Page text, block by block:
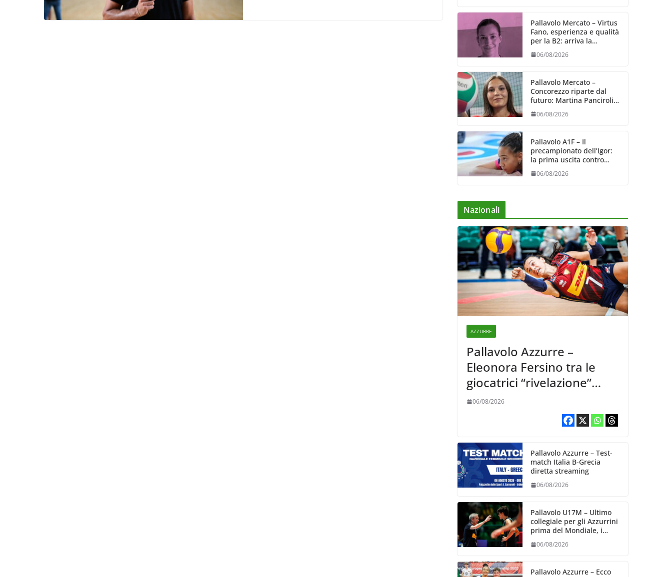
Pallavolo Mercato – Virtus
Fano, esperienza e qualità
per la B2: arriva la
schiacciatrice fermana
Alessia Castellucci
06/08/2026
Pallavolo Mercato –
Concorezzo riparte dal
futuro: Martina Panciroli è
il primo acquisto
06/08/2026
Pallavolo A1F – Il
precampionato dell’Igor:
la prima uscita contro
Bergamo (04/09)
06/08/2026
Nazionali
AZZURRE
Pallavolo Azzurre –
Eleonora Fersino tra le
giocatrici “rivelazione”
della VNL 2026 per
06/08/2026
Pallavolo Azzurre – Test-
match Italia B-Grecia
diretta streaming
06/08/2026
Pallavolo U17M – Ultimo
collegiale per gli Azzurrini
prima del Mondiale, i
06/08/2026
Pallavolo Azzurre – Ecco